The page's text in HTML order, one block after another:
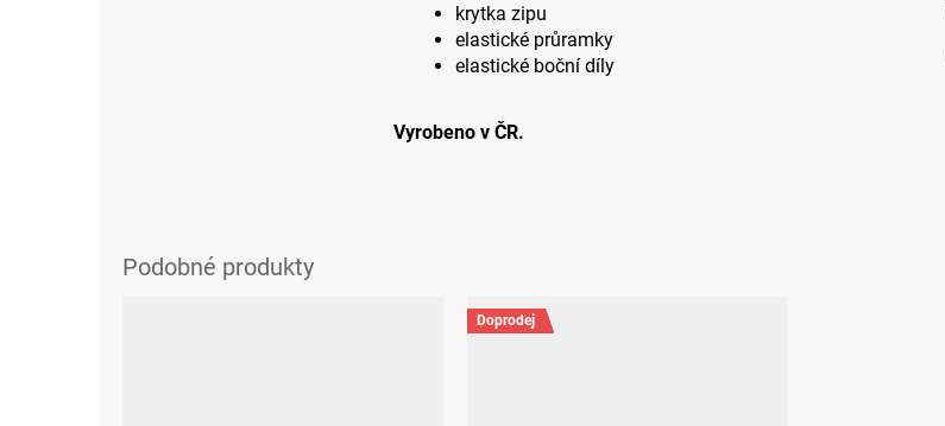
krytka zipu
elastické průramky
elastické boční díly
Vyrobeno v ČR.
Doprodej